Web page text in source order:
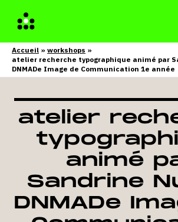
Accueil
workshops
atelier recherche typographique animé par
DNMADe Image de Communication 1e année
atelier
animé
Sandrine
DNMADe